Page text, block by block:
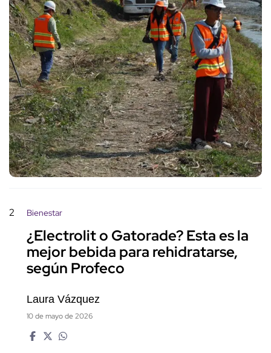
2 Bienestar
¿Electrolit o Gatorade? Esta es la
mejor bebida para rehidratarse,
según Profeco
Laura Vázquez
10 de mayo de 2026